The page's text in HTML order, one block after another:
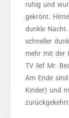
ruhig und
gekrönt.
dunkle
schneller
mehr mit der
TV lief Mr.
Am Ende
Kinder) und